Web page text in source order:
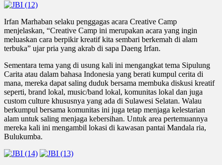
Irfan Marhaban selaku penggagas acara Creative Camp
menjelaskan, “Creative Camp ini merupakan acara yang ingin
meluaskan cara berpikir kreatif kita sembari berkemah di alam
terbuka” ujar pria yang akrab di sapa Daeng Irfan.
Sementara tema yang di usung kali ini mengangkat tema Sipulung
Carita atau dalam bahasa Indonesia yang berati kumpul cerita di
mana, mereka dapat saling duduk bersama membuka diskusi kreatif
seperti, brand lokal, music/band lokal, komunitas lokal dan juga
custom culture khususnya yang ada di Sulawesi Selatan. Walau
berkumpul bersama komunitas ini juga tetap menjaga kelestarian
alam untuk saling menjaga kebersihan. Untuk area pertemuannya
mereka kali ini mengambil lokasi di kawasan pantai Mandala ria,
Bulukumba.